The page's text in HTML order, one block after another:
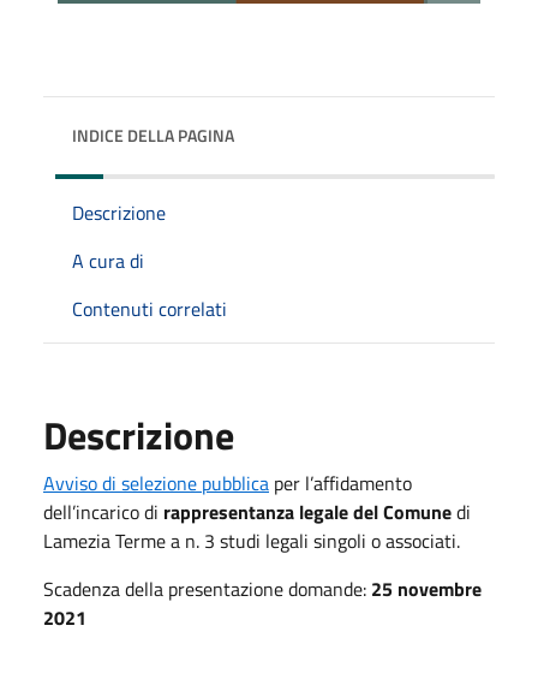
INDICE DELLA PAGINA
Descrizione
A cura di
Contenuti correlati
Descrizione
Avviso di selezione pubblica per l’affidamento
dell’incarico di rappresentanza legale del Comunedi
Lamezia Terme a n. 3 studi legali singoli o associati.
Scadenza della presentazione domande: 25 novembre
2021